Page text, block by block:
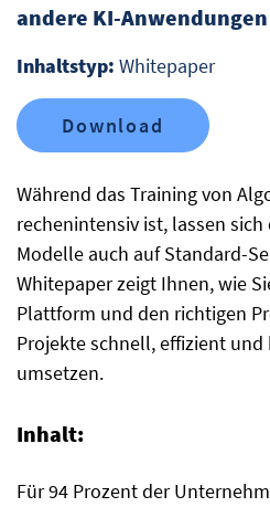
Während das Training von
rechenintensiv ist, lassen
Modelle auch auf Standard-
Whitepaper zeigt Ihnen, wie
Plattform und den richtigen
Projekte schnell, effizient
umsetzen.
Inhalt:
Für 94 Prozent der
andere KI-Anwendungen
Inhaltstyp: Whitepaper
Download